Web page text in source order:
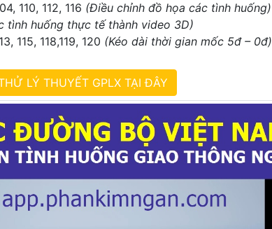
110, 112, 116 (Điều chỉnh đồ họa các tình huống)
tình huống thực tế thành video 3D)
115, 118,119, 120 (Kéo dài thời gian mốc 5đ – 0đ)
LÝ THUYẾT GPLX TẠI ĐÂY